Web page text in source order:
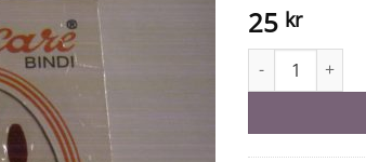
25 kr
Bindi -